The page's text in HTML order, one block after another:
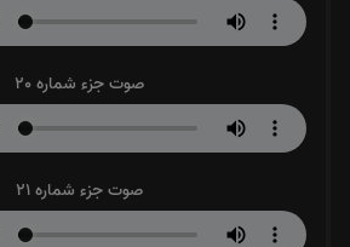
صوت جزء شماره 20
صوت جزء شماره 21